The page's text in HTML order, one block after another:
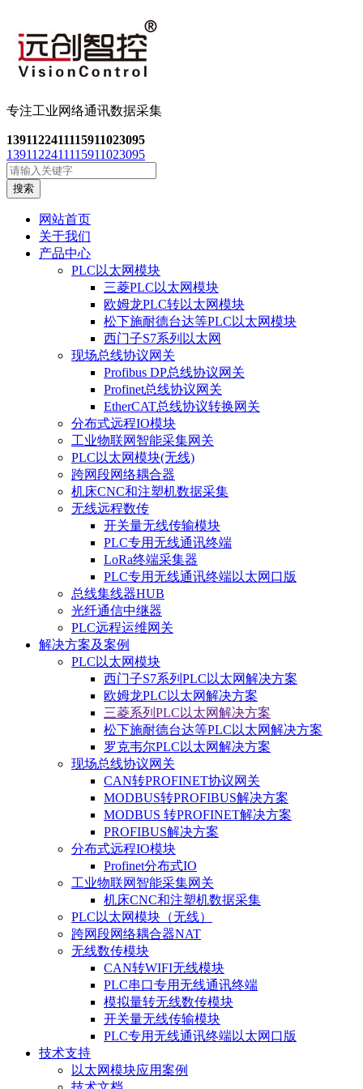
专注工业网络通讯数据采集
1391122411115911023095
1391122411115911023095
搜索
网站首页
关于我们
产品中心
PLC以太网模块
三菱PLC以太网模块
欧姆龙PLC转以太网模块
松下施耐德台达等PLC以太网模块
西门子S7系列以太网
现场总线协议网关
Profibus DP总线协议网关
Profinet总线协议网关
EtherCAT总线协议转换网关
分布式远程IO模块
工业物联网智能采集网关
PLC以太网模块(无线)
跨网段网络耦合器
机床CNC和注塑机数据采集
无线远程数传
开关量无线传输模块
PLC专用无线通讯终端
LoRa终端采集器
PLC专用无线通讯终端以太网口版
总线集线器HUB
光纤通信中继器
PLC远程运维网关
解决方案及案例
PLC以太网模块
西门子S7系列PLC以太网解决方案
欧姆龙PLC以太网解决方案
三菱系列PLC以太网解决方案
松下施耐德台达等PLC以太网解决方案
罗克韦尔PLC以太网解决方案
现场总线协议网关
CAN转PROFINET协议网关
MODBUS转PROFIBUS解决方案
MODBUS 转PROFINET解决方案
PROFIBUS解决方案
分布式远程IO模块
Profinet分布式IO
工业物联网智能采集网关
机床CNC和注塑机数据采集
PLC以太网模块（无线）
跨网段网络耦合器NAT
无线数传模块
CAN转WIFI无线模块
PLC串口专用无线通讯终端
模拟量转无线数传模块
开关量无线传输模块
PLC专用无线通讯终端以太网口版
技术支持
以太网模块应用案例